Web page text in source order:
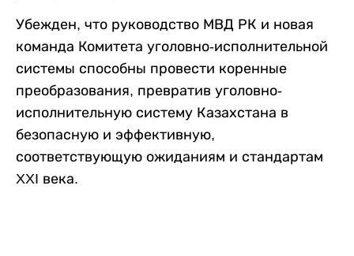
Убежден, что руководство МВД РК и новая
команда Комитета уголовно-исполнительной
системы способны провести коренные
преобразования, превратив уголовно-
исполнительную систему Казахстана в
безопасную и эффективную,
соответствующую ожиданиям и стандартам
XXI века.